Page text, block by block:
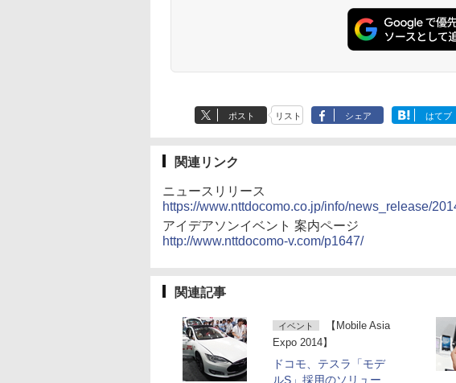
ポスト リスト シェア はてブ
関連リンク
ニュースリリース
https://www.nttdocomo.co.jp/info/news_release/
アイデアソンイベント 案内ページ
http://www.nttdocomo-v.com/p1647/
関連記事
イベント
【Mobile Asia
Expo 2014】
ドコモ、テスラ「モデ
ルS」採用のソリュー